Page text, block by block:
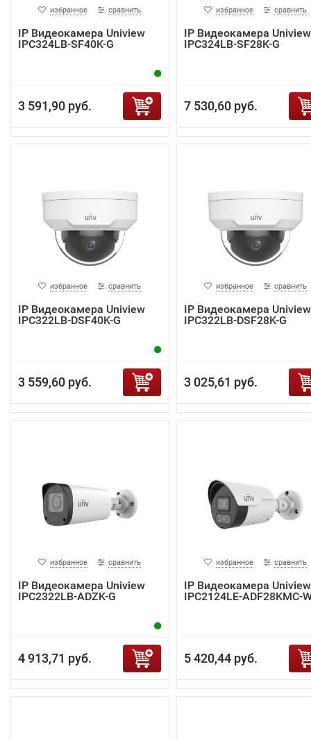
избранное сравнить
IP Видеокамера Uniview
IPC324LB-SF40K-G
3 591,90 руб.
избранное сравнить
IP Видеокамера Uniview
IPC324LB-SF28K-G
7 530,60 руб.
избранное сравнить
IP Видеокамера Uniview
IPC322LB-DSF40K-G
3 559,60 руб.
избранное сравнить
IP Видеокамера Uniview
IPC322LB-DSF28K-G
3 025,61 руб.
избранное сравнить
IP Видеокамера Uniview
IPC2322LB-ADZK-G
4 913,71 руб.
избранное сравнить
IP Видеокамера Uniview
IPC2124LE-ADF28KMC-
5 420,44 руб.